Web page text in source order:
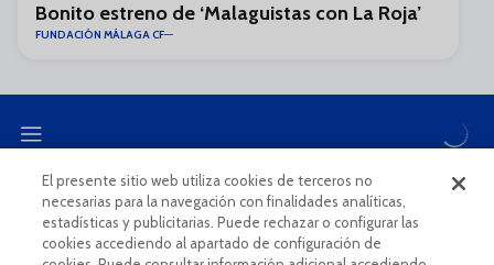
Bonito estreno de ‘Malaguistas con La Roja’
FUNDACIÓN MÁLAGA CF
CANAL ÉTICO
El presente sitio web utiliza cookies de terceros no
necesarias para la navegación con finalidades analíticas,
estadísticas y publicitarias. Puede rechazar o configurar las
cookies accediendo al apartado de configuración de